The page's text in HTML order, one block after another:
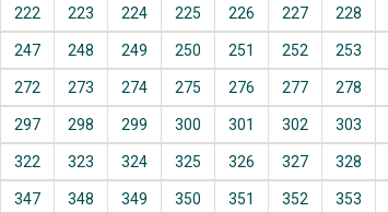
222 223 224 225 226 227 228
247 248 249 250 251 252 253
272 273 274 275 276 277 278
297 298 299 300 301 302 303
322 323 324 325 326 327 328
347 348 349 350 351 352 353